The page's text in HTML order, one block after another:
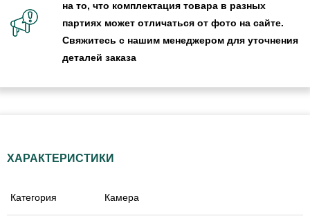
на то, что комплектация товара в разных
партиях может отличаться от фото на сайте.
Свяжитесь с нашим менеджером для уточнения
деталей заказа
ХАРАКТЕРИСТИКИ
Категория Камера